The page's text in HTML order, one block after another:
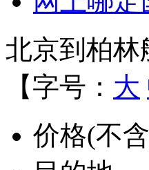
北京到柏林
【字号： 大
价格(不